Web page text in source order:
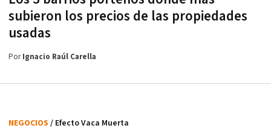
subieron los precios de las propiedades
usadas
PorIgnacio Raúl Carella
NEGOCIOS / Efecto Vaca Muerta